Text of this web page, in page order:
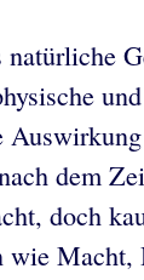
dem
doch
Macht,